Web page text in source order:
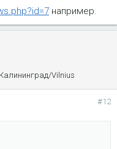
например.
Калининград/Vilnius
#12